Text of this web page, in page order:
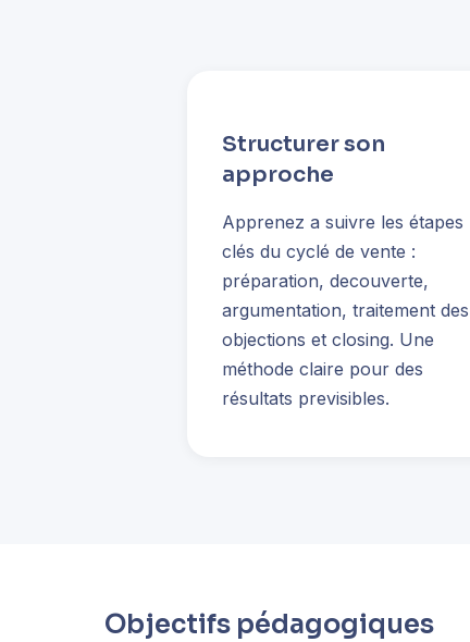
Structurer son
approche
Apprenez a suivre les étapes
clés du cyclé de vente :
préparation, decouverte,
argumentation, traitement des
objections et closing. Une
méthode claire pour des
résultats previsibles.
Objectifs pédagogiques